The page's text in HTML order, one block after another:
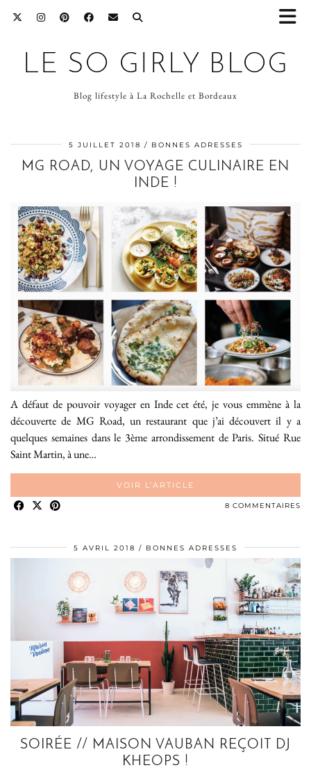
LE SO GIRLY BLOG
Blog lifestyle à La Rochelle et Bordeaux
5 JUILLET 2018 BONNES ADRESSES
MG ROAD, UN VOYAGE CULINAIRE EN
INDE !
A défaut de pouvoir voyager en Inde cet été, je vous emmène à la
découverte de MG Road, un restaurant que j’ai découvert il y a
quelques semaines dans le 3ème arrondissement de Paris. Situé Rue
Saint Martin, à une…
VOIR L’ARTICLE
8 COMMENTAIRES
5 AVRIL 2018 BONNES ADRESSES
SOIRÉE // MAISON VAUBAN REÇOIT DJ
KHEOPS !